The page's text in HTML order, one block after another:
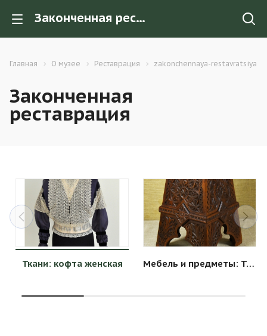
Законченная реставрация
Главная О музее Реставрация zakonchennaya-restavratsiya
Законченная
реставрация
Ткани: кофта женская Мебель и предметы: Табурет